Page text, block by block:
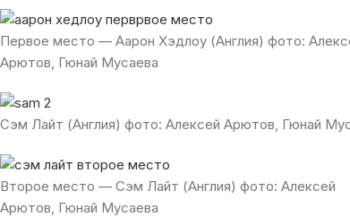
Первое место — Аарон Хэдлоу (Англия) фото:
Арютов, Гюнай Мусаева
Сэм Лайт (Англия) фото: Алексей Арютов, Гюнай
Второе место — Сэм Лайт (Англия) фото: Алексей
Арютов, Гюнай Мусаева